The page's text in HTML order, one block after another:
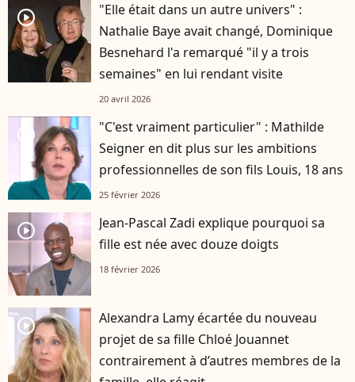
player2
"Elle était dans un autre univers" :
Nathalie Baye avait changé, Dominique
Besnehard l'a remarqué "il y a trois
semaines" en lui rendant visite
20 avril 2026
player2
"C'est vraiment particulier" : Mathilde
Seigner en dit plus sur les ambitions
professionnelles de son fils Louis, 18 ans
25 février 2026
player2
Jean-Pascal Zadi explique pourquoi sa
fille est née avec douze doigts
18 février 2026
player2
Alexandra Lamy écartée du nouveau
projet de sa fille Chloé Jouannet
contrairement à d’autres membres de la